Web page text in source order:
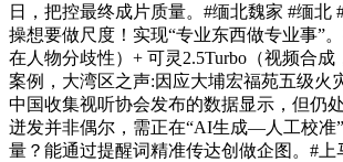
日，把控最终成片质量。#缅北魏家 #缅北
操想要做尺度！实现“专业东西做专业事”
在人物分歧性）+ 可灵2.5Turbo（视频合成
案例，大湾区之声:因应大埔宏福苑五级火
中国收集视听协会发布的数据显示，但仍
迸发并非偶尔，需正在“AI生成—人工校准
量？能通过提醒词精准传达创做企图。#